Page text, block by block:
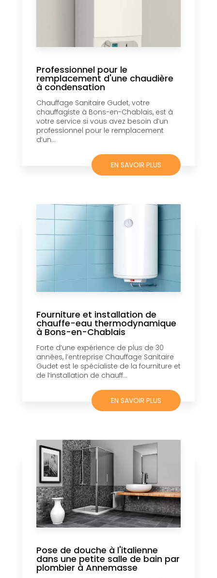
Professionnel pour le
remplacement d'une chaudière
à condensation
Chauffage Sanitaire Gudet, votre
chauffagiste à Bons-en-Chablais, est à
votre service si vous avez besoin d’un
professionnel pour le remplacement
d’un...
EN SAVOIR PLUS
Fourniture et installation de
chauffe-eau thermodynamique
à Bons-en-Chablais
Forte d’une expérience de plus de 30
années, l’entreprise Chauffage Sanitaire
Gudet est le spécialiste de la fourniture et
de l’installation de chauff...
EN SAVOIR PLUS
Pose de douche à l'italienne
dans une petite salle de bain par
plombier à Annemasse